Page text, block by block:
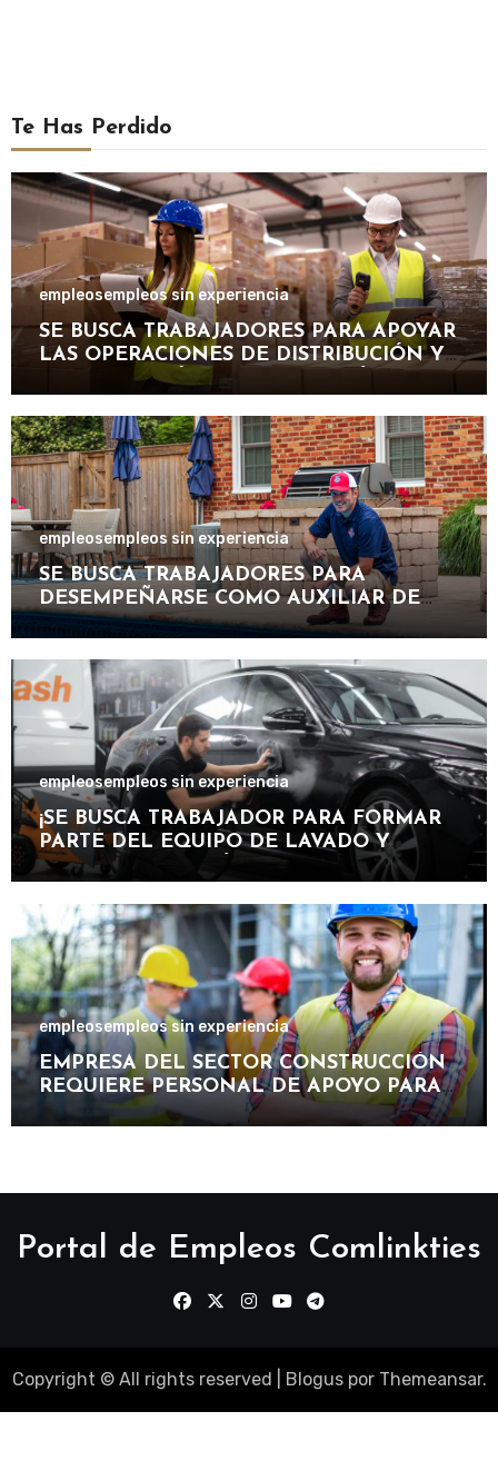
Te Has Perdido
empleosempleos sin experiencia
SE BUSCA TRABAJADORES PARA APOYAR
LAS OPERACIONES DE DISTRIBUCIÓN Y
ORGANIZACIÓN DE PAQUETERÍA EN
IMPORTANTE EMPRESA LOGÍSTICA
empleosempleos sin experiencia
SE BUSCA TRABAJADORES PARA
DESEMPEÑARSE COMO AUXILIAR DE
PISCINA EN INSTALACIONES
TURÍSTICAS.
empleosempleos sin experiencia
¡SE BUSCA TRABAJADOR PARA FORMAR
PARTE DEL EQUIPO DE LAVADO Y
CUIDADO DE VEHÍCULOS EN
AUTOMOTRICES!
empleosempleos sin experiencia
EMPRESA DEL SECTOR CONSTRUCCIÓN
REQUIERE PERSONAL DE APOYO PARA
PARTICIPAR EN PROYECTOS DE OBRAS,
MANTENIMIENTO E INFRAESTRUCTURA
Portal de Empleos Comlinkties
Copyright © All rights reserved Bloguspor Themeansar.